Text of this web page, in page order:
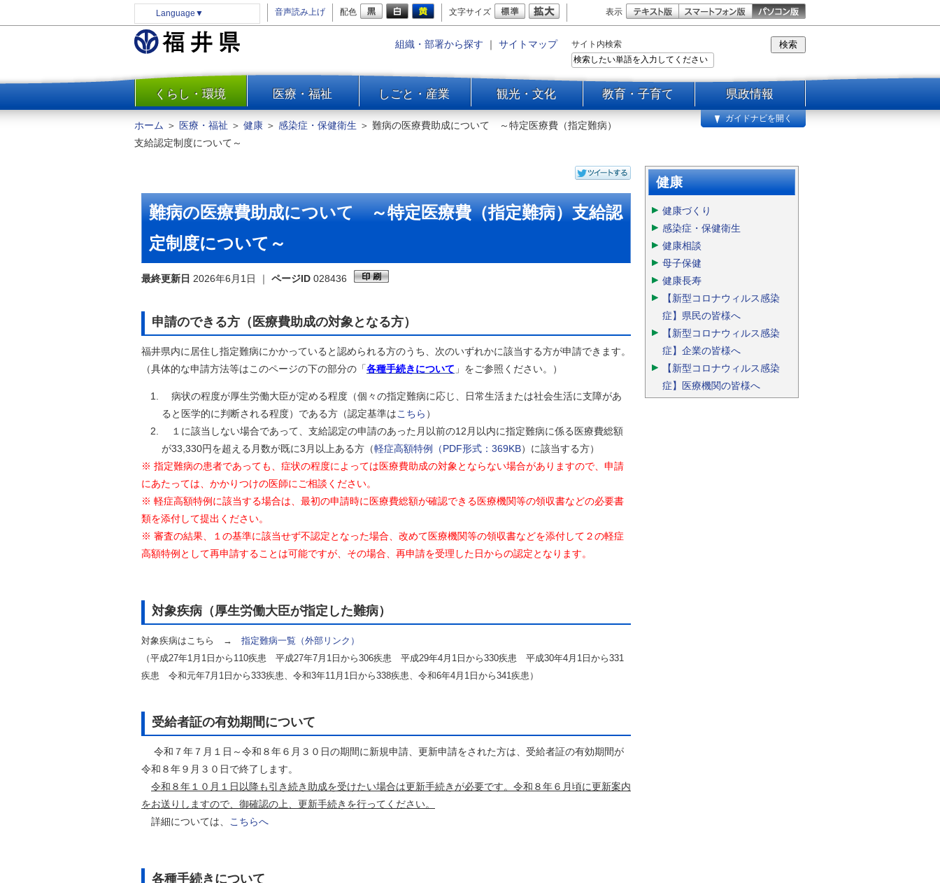
Language ▼ 音声読み上げ 配色 文字サイズ 表示
組織・部署から探す ｜ サイトマップ サイト内検索
一覧
くらし・環境 医療・福祉 しごと・産業 観光・文化 教育・子育て 県政情報
防災
安全安心
住まい・土地
環境問題・廃棄物対策・リサ
イクル
まちづくり
交通・道路
自然
ホーム ＞ 医療・福祉 ＞ 健康 ＞ 感染症・保健衛生 ＞ 難病の医療費助成について ～特定医療費（指定難病）
支給認定制度について～
ガイドナビを開く
難病の医療費助成について ～特定医療費（指定難病）支給認
定制度について～
最終更新日 2026年6月1日 ｜ ページID 028436
申請のできる方（医療費助成の対象となる方）
福井県内に居住し指定難病にかかっていると認められる方のうち、次のいずれかに該当する方が申請できます。
（具体的な申請方法等はこのページの下の部分の「各種手続きについて 」をご参照ください。）
病状の程度が厚生労働大臣が定める程度（個々の指定難病に応じ、日常生活または社会生活に支障があ
ると医学的に判断される程度）である方（認定基準はこちら ）
１に該当しない場合であって、支給認定の申請のあった月以前の12月以内に指定難病に係る医療費総額
が33,330円を超える月数が既に3月以上ある方（軽症高額特例（PDF形式：369KB）に該当する方）
※ 指定難病の患者であっても、症状の程度によっては医療費助成の対象とならない場合がありますので、申請
にあたっては、かかりつけの医師にご相談ください。
※ 軽症高額特例に該当する場合は、最初の申請時に医療費総額が確認できる医療機関等の領収書などの必要書
類を添付して提出ください。
※ 審査の結果、１の基準に該当せず不認定となった場合、改めて医療機関等の領収書などを添付して２の軽症
高額特例として再申請することは可能ですが、その場合、再申請を受理した日からの認定となります。
対象疾病（厚生労働大臣が指定した難病）
対象疾病はこちら → 指定難病一覧（外部リンク）
（平成27年1月1日から110疾患 平成27年7月1日から306疾患 平成29年4月1日から330疾患 平成30年4月1日から331
疾患 令和元年7月1日から333疾患、令和3年11月1日から338疾患、令和6年4月1日から341疾患）
受給者証の有効期間について
令和７年７月１日～令和８年６月３０日の期間に新規申請、更新申請をされた方は、受給者証の有効期間が
令和８年９月３０日で終了します。
令和８年１０月１日以降も引き続き助成を受けたい場合は更新手続きが必要です。令和８年６月頃に更新案内
をお送りしますので、御確認の上、更新手続きを行ってください。
詳細については、 こちらへ
各種手続きについて
健康
健康づくり
感染症・保健衛生
健康相談
母子保健
健康長寿
【新型コロナウィルス感染
症】県民の皆様へ
【新型コロナウィルス感染
症】企業の皆様へ
【新型コロナウィルス感染
症】医療機関の皆様へ